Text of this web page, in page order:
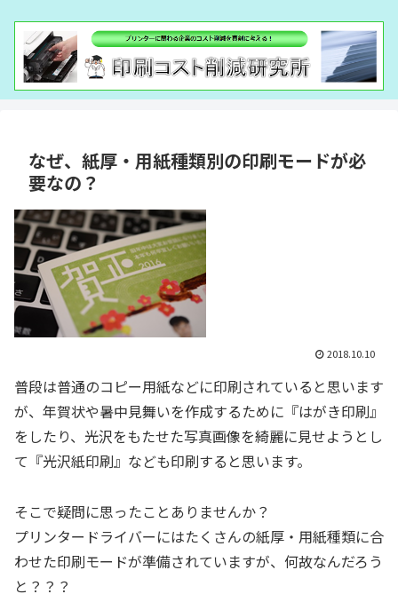
なぜ、紙厚・用紙種類別の印刷モードが必
要なの？
2018.10.10
普段は普通のコピー用紙などに印刷されていると思います
が、年賀状や暑中見舞いを作成するために『はがき印刷』
をしたり、光沢をもたせた写真画像を綺麗に見せようとし
て『光沢紙印刷』なども印刷すると思います。
そこで疑問に思ったことありませんか？
プリンタードライバーにはたくさんの紙厚・用紙種類に合
わせた印刷モードが準備されていますが、何故なんだろう
と？？？